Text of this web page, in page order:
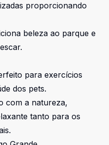
proporcionando
beleza ao parque e
para exercícios
dos pets.
com a natureza,
tanto para os